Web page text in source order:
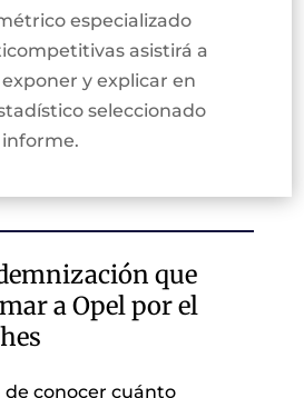
especializado
asistirá a
y explicar en
seleccionado
que
a Opel por el
de conocer cuánto